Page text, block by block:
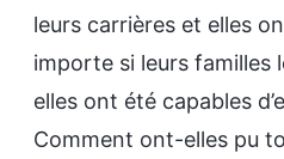
leurs carrières et elles
importe si leurs familles
elles ont été capables
Comment ont-elles pu